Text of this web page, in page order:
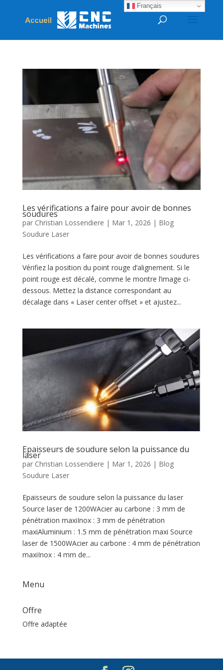
Les vérifications a faire pour avoir de bonnes
soudures
par Christian Lossendiere | Mar 1, 2026 | Blog
Soudure Laser
Les vérifications a faire pour avoir de bonnes soudures
Vérifiez la position du point rouge d’alignement. Si le
point rouge est décalé, comme le montre l’image ci-
dessous. Mettez la distance correspondant au
décalage dans « Laser center offset » et ajustez...
Epaisseurs de soudure selon la puissance du
laser
par Christian Lossendiere | Mar 1, 2026 | Blog
Soudure Laser
Epaisseurs de soudure selon la puissance du laser
Source laser de 1200WAcier au carbone : 3 mm de
pénétration maxiInox : 3 mm de pénétration
maxiAluminium : 1.5 mm de pénétration maxi Source
laser de 1500WAcier au carbone : 4 mm de pénétration
maxiInox : 4 mm de...
Menu
Offre
Offre adaptée
Français